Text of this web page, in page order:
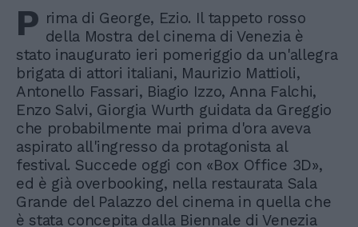
P rima di George, Ezio. Il tappeto rosso
della Mostra del cinema di Venezia è
stato inaugurato ieri pomeriggio da un'allegra
brigata di attori italiani, Maurizio Mattioli,
Antonello Fassari, Biagio Izzo, Anna Falchi,
Enzo Salvi, Giorgia Wurth guidata da Greggio
che probabilmente mai prima d'ora aveva
aspirato all'ingresso da protagonista al
festival. Succede oggi con «Box Office 3D»,
ed è già overbooking, nella restaurata Sala
Grande del Palazzo del cinema in quella che
è stata concepita dalla Biennale di Venezia